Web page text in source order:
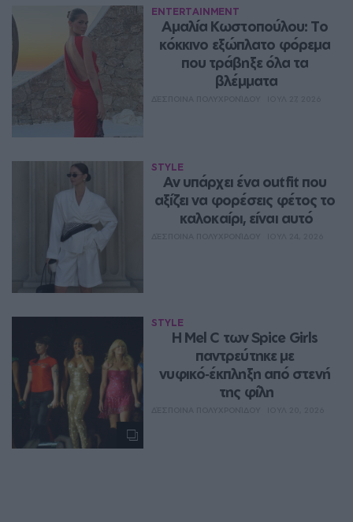
ENTERTAINMENT
Αμαλία Κωστοπούλου: Το
κόκκινο εξώπλατο φόρεμα
που τράβηξε όλα τα
βλέμματα
STYLE
Αν υπάρχει ένα outfit που
αξίζει να φορέσεις φέτος το
καλοκαίρι, είναι αυτό
STYLE
Η Mel C των Spice Girls
παντρεύτηκε με
νυφικό‑έκπληξη από στενή
της φίλη